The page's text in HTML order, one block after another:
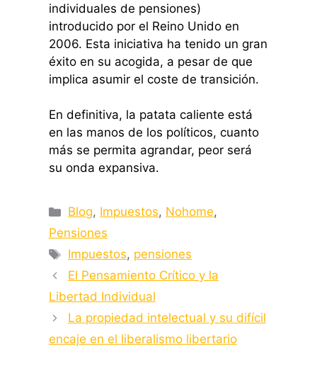
individuales de pensiones)
introducido por el Reino Unido en
2006. Esta iniciativa ha tenido un gran
éxito en su acogida, a pesar de que
implica asumir el coste de transición.
En definitiva, la patata caliente está
en las manos de los políticos, cuanto
más se permita agrandar, peor será
su onda expansiva.
Categorías
Blog, Impuestos, Nohome,
Pensiones
Etiquetas
Impuestos, pensiones
El Pensamiento Crítico y la
Libertad Individual
La propiedad intelectual y su difícil
encaje en el liberalismo libertario